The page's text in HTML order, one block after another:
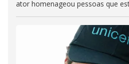
ator homenageou pessoas que